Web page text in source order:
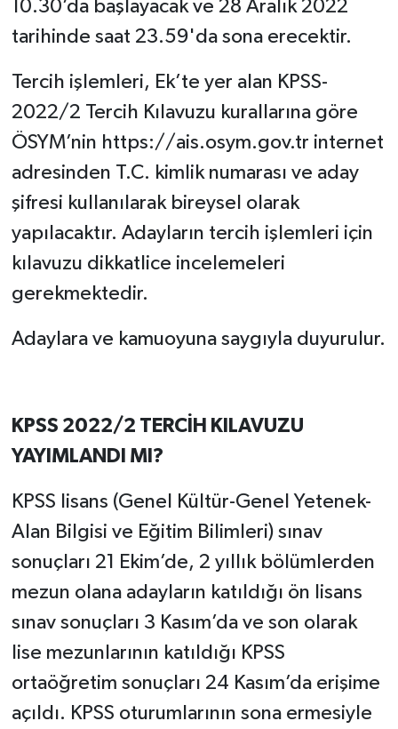
10.30’da başlayacak ve 28 Aralık 2022
tarihinde saat 23.59'da sona erecektir.
Tercih işlemleri, Ek’te yer alan KPSS-
2022/2 Tercih Kılavuzu kurallarına göre
ÖSYM’nin https://ais.osym.gov.tr internet
adresinden T.C. kimlik numarası ve aday
şifresi kullanılarak bireysel olarak
yapılacaktır. Adayların tercih işlemleri için
kılavuzu dikkatlice incelemeleri
gerekmektedir.
Adaylara ve kamuoyuna saygıyla duyurulur.
KPSS 2022/2 TERCİH KILAVUZU
YAYIMLANDI MI?
KPSS lisans (Genel Kültür-Genel Yetenek-
Alan Bilgisi ve Eğitim Bilimleri) sınav
sonuçları 21 Ekim’de, 2 yıllık bölümlerden
mezun olana adayların katıldığı ön lisans
sınav sonuçları 3 Kasım’da ve son olarak
lise mezunlarının katıldığı KPSS
ortaöğretim sonuçları 24 Kasım’da erişime
açıldı. KPSS oturumlarının sona ermesiyle